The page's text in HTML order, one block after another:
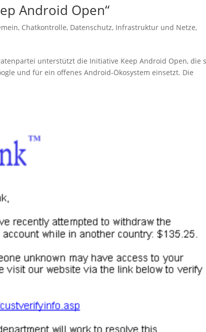
Android Open“
, Chatkontrolle, Datenschutz, Infrastruktur und Netze,
unterstützt die Initiative Keep Android Open, die
und für ein offenes Android-Ökosystem einsetzt. Die